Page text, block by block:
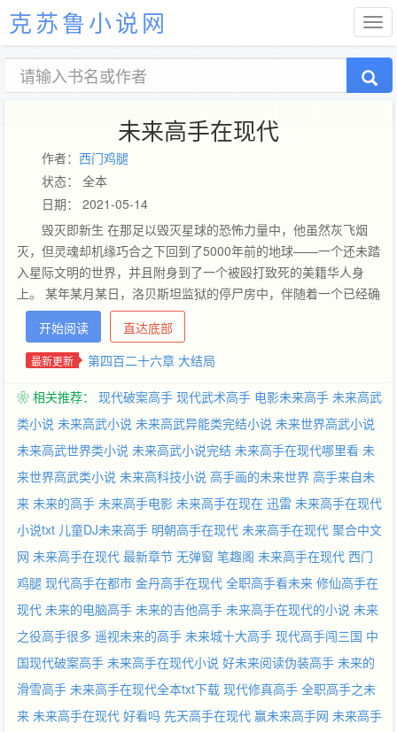
克苏鲁小说网
未来高手在现代
作者： 西门鸡腿
状态： 全本
日期： 2021-05-14
毁灭即新生 在那足以毁灭星球的恐怖力量中，他虽然灰飞烟
灭，但灵魂却机缘巧合之下回到了5000年前的地球——一个还未踏
入星际文明的世界，并且附身到了一个被殴打致死的美籍华人身
上。 某年某月某日，洛贝斯坦监狱的停尸房中，伴随着一个已经确
认死亡的犯人突然复活，一段无比彪悍的人生就此华丽的展开了。
注：阅读本书，请系好安全带。 （纵横五组签约作品） 炸鸡腿VIP
群73795450（全订或者订了一部分的朋友们都可以进）事先声
横ID名
开始阅读 直达底部
最新更新 第四百二十六章 大结局
❀ 相关推荐： 现代破案高手 现代武术高手 电影未来高手 未来高武
类小说 未来高武小说 未来高武异能类完结小说 未来世界高武小说
未来高武世界类小说 未来高武小说完结 未来高手在现代哪里看 未
来世界高武类小说 未来高科技小说 高手画的未来世界 高手来自未
来 未来的高手 未来高手电影 未来高手在现在 迅雷 未来高手在现代
小说txt 儿童DJ未来高手 明朝高手在现代 未来高手在现代 聚合中文
网 未来高手在现代 最新章节 无弹窗 笔趣阁 未来高手在现代 西门
鸡腿 现代高手在都市 金丹高手在现代 全职高手看未来 修仙高手在
现代 未来的电脑高手 未来的吉他高手 未来高手在现代的小说 未来
之役高手很多 遥视未来的高手 未来城十大高手 现代高手闯三国 中
国现代破案高手 未来高手在现代小说 好未来阅读伪装高手 未来的
滑雪高手 未来高手在现代全本txt下载 现代修真高手 全职高手之未
来 未来高手在现代 好看吗 先天高手在现代 赢未来高手网 未来高手